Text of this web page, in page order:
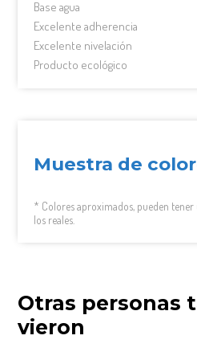
Base agua
Excelente adherencia
Excelente nivelación
Producto ecológico
Muestra de
* Colores aproximados, pueden
los reales.
Otras personas también
vieron